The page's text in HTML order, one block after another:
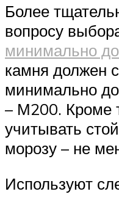
Более
вопросу
минимально
камня должен
минимально
– М200. Кроме
учитывать
морозу – не
Используют